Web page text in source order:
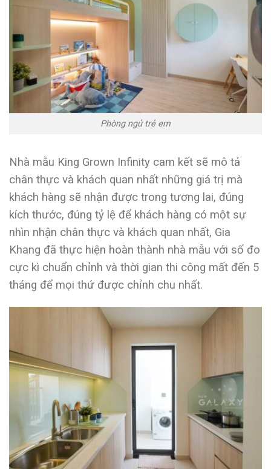
Phòng ngủ trẻ em
Nhà mẫu King Grown Infinity cam kết sẽ mô tả
chân thực và khách quan nhất những giá trị mà
khách hàng sẽ nhận được trong tương lai, đúng
kích thước, đúng tỷ lệ để khách hàng có một sự
nhìn nhận chân thực và khách quan nhất, Gia
Khang đã thực hiện hoàn thành nhà mẫu với số đo
cực kì chuẩn chỉnh và thời gian thi công mất đến 5
tháng để mọi thứ được chỉnh chu nhất.